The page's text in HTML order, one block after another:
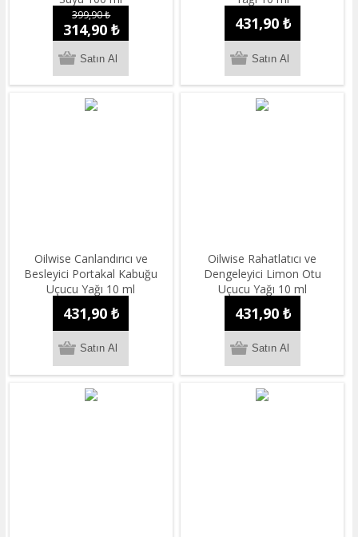
399,90 ₺
314,90 ₺ 431,90 ₺
Oilwise Canlandırıcı ve
Besleyici Portakal Kabuğu
Uçucu Yağı 10 ml
431,90 ₺
Oilwise Rahatlatıcı ve
Dengeleyici Limon Otu
Uçucu Yağı 10 ml
431,90 ₺